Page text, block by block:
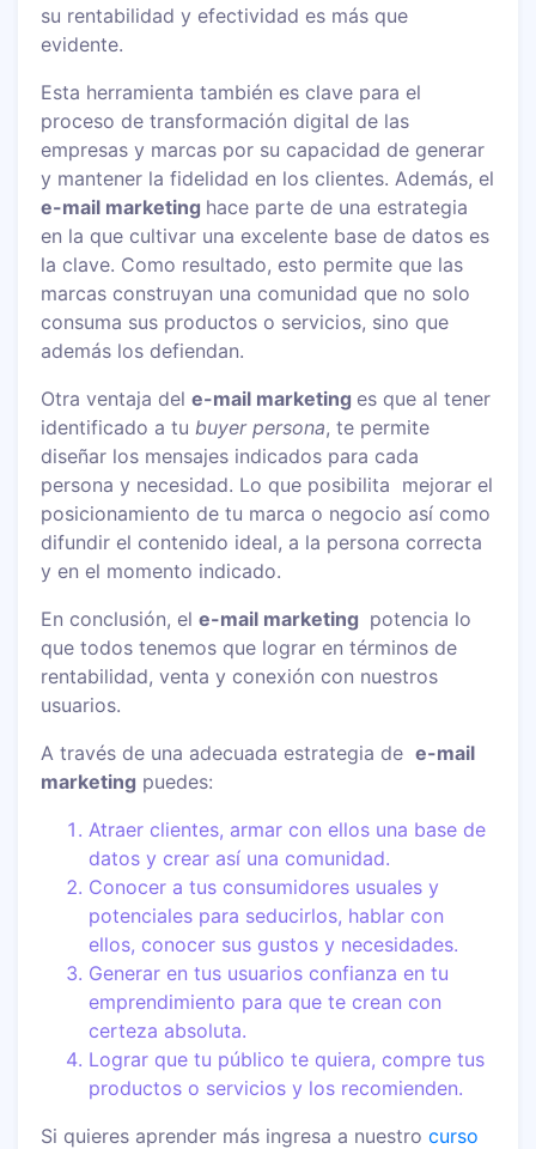
su rentabilidad y efectividad es más que
evidente.
Esta herramienta también es clave para el
proceso de transformación digital de las
empresas y marcas por su capacidad de generar
y mantener la fidelidad en los clientes. Además, el
e-mail marketing hace parte de una estrategia
en la que cultivar una excelente base de datos es
la clave. Como resultado, esto permite que las
marcas construyan una comunidad que no solo
consuma sus productos o servicios, sino que
además los defiendan.
Otra ventaja dele-mail marketing es que al tener
identificado a tu buyer persona, te permite
diseñar los mensajes indicados para cada
persona y necesidad. Lo que posibilita mejorar el
posicionamiento de tu marca o negocio así como
difundir el contenido ideal, a la persona correcta
y en el momento indicado.
En conclusión, ele-mail marketing potencia lo
que todos tenemos que lograr en términos de
rentabilidad, venta y conexión con nuestros
usuarios.
A través de una adecuada estrategia dee-mail
marketing puedes:
Atraer clientes, armar con ellos una base de
datos y crear así una comunidad.
Conocer a tus consumidores usuales y
potenciales para seducirlos, hablar con
ellos, conocer sus gustos y necesidades.
Generar en tus usuarios confianza en tu
emprendimiento para que te crean con
certeza absoluta.
Lograr que tu público te quiera, compre tus
productos o servicios y los recomienden.
Si quieres aprender más ingresa a nuestrocurso